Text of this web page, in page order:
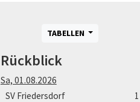
TABELLEN
Rückblick
Sa, 01.08.2026
SV Friedersdorf
1